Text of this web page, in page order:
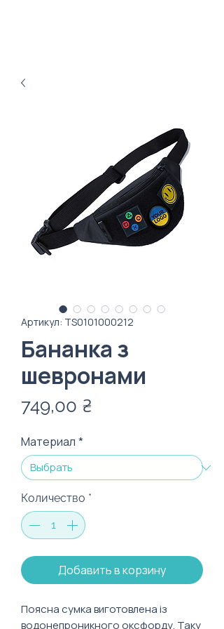
Артикул: TS0101000212
Бананка з
шевронами
749,00 ₴
Материал *
Количество *
Добавить в корзину
Поясна сумка виготовлена із
водонепроникного оксфорду. Таку